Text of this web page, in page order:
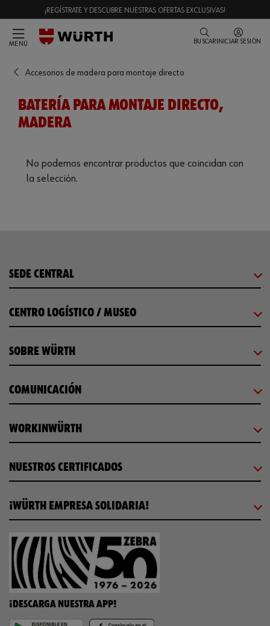
¡REGÍSTRATE Y DESCUBRE NUESTRAS OFERTAS EXCLUSIVAS!
MENÚ BUSCAR INICIAR SESIÓN
Accesorios de madera para montaje directo
BATERÍA PARA MONTAJE DIRECTO,
MADERA
No podemos encontrar productos que coincidan con
la selección.
SEDE CENTRAL
CENTRO LOGÍSTICO / MUSEO
SOBRE WÜRTH
COMUNICACIÓN
WORKINWÜRTH
NUESTROS CERTIFICADOS
¡WÜRTH EMPRESA SOLIDARIA!
¡DESCARGA NUESTRA APP!